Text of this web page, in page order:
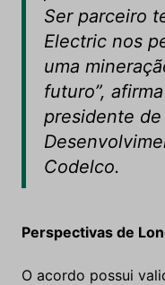
Ser parceiro
Electric nos
uma
futuro”,
presidente de
Codelco.
Perspectivas de
O acordo possui